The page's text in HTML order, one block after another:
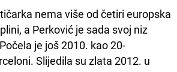
nema više od četiri europska
a Perković je sada svoj niz
je još 2010. kao 20-
Slijedila su zlata 2012. u